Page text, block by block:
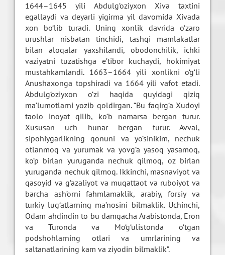
1644–1645 yili Abdulg‘oziyxon Xiva taxtini
egallaydi va deyarli yigirma yil davomida Xivada
xon bo‘lib turadi. Uning xonlik davrida o‘zaro
urushlar nisbatan tinchidi, tashqi mamlakatlar
bilan aloqalar yaxshilandi, obodonchilik, ichki
vaziyatni tuzatishga e’tibor kuchaydi, hokimiyat
mustahkamlandi. 1663–1664 yili xonlikni o‘g‘li
Anushaxonga topshiradi va 1664 yili vafot etadi.
Abdulg‘oziyxon o‘zi haqida quyidagi qiziq
ma’lumotlarni yozib qoldirgan. “Bu faqirg‘a Xudoyi
taolo inoyat qilib, ko‘b namarsa bergan turur.
Xususan uch hunar bergan turur. Avval,
sipohiygarlikning qonuni va yo‘sinikim, nechuk
otlanmoq va yurumak va yovg‘a yasoq yasamoq,
ko‘p birlan yuruganda nechuk qilmoq, oz birlan
yuruganda nechuk qilmoq. Ikkinchi, masnaviyot va
qasoyid va g‘azaliyot va muqattaot va ruboiyot va
barcha ash’orni fahmlamaklik, arabiy, forsiy va
turkiy lug‘atlarning ma’nosini bilmaklik. Uchinchi,
Odam ahdindin to bu damgacha Arabistonda, Eron
va Turonda va Mo‘g‘ulistonda o‘tgan
podshohlarning otlari va umrlarining va
saltanatlarining kam va ziyodin bilmaklik”.